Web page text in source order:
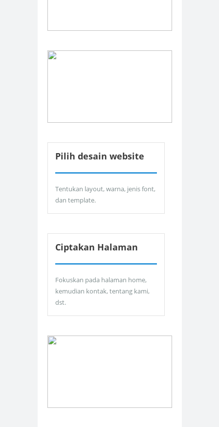
Pilih desain website
Tentukan layout, warna, jenis font,
dan template.
Ciptakan Halaman
Fokuskan pada halaman home,
kemudian kontak, tentang kami,
dst.